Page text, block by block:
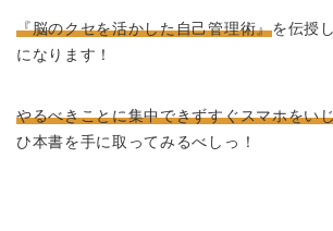
『脳のクセを活かした自己管理術』を伝授
になります！
やるべきことに集中できずすぐスマホをい
ひ本書を手に取ってみるべしっ！